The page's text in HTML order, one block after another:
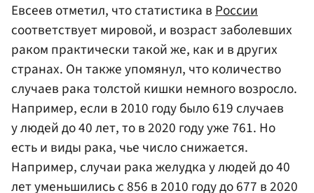
Евсеев отметил, что статистика вРоссии
соответствует мировой, и возраст заболевших
раком практически такой же, как и в других
странах. Он также упомянул, что количество
случаев рака толстой кишки немного возросло.
Например, если в 2010 году было 619 случаев
у людей до 40 лет, то в 2020 году уже 761. Но
есть и виды рака, чье число снижается.
Например, случаи рака желудка у людей до 40
лет уменьшились с 856 в 2010 году до 677 в 2020